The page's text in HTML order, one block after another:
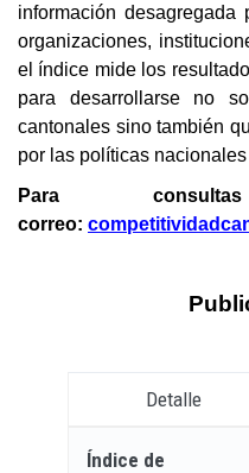
información
organizaciones,
el índice mide los
para desarrollarse no
cantonales sino también
por las políticas
Para
correo:
Detalle
Índice de